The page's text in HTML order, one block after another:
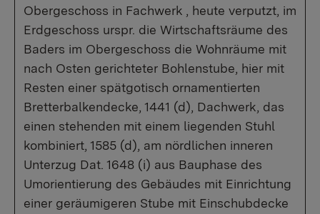
Obergeschoss in Fachwerk , heute verputzt, im
Erdgeschoss urspr. die Wirtschaftsräume des
Baders im Obergeschoss die Wohnräume mit
nach Osten gerichteter Bohlenstube, hier mit
Resten einer spätgotisch ornamentierten
Bretterbalkendecke, 1441 (d), Dachwerk, das
einen stehenden mit einem liegenden Stuhl
kombiniert, 1585 (d), am nördlichen inneren
Unterzug Dat. 1648 (i) aus Bauphase des
Umorientierung des Gebäudes mit Einrichtung
einer geräumigeren Stube mit Einschubdecke